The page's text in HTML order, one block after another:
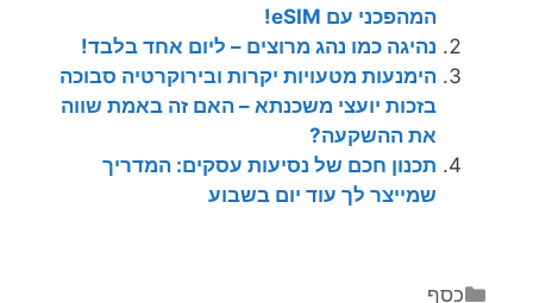
המהפכני עם eSIM!
נהיגה כמו נהג מרוצים – ליום אחד בלבד!
הימנעות מטעויות יקרות ובירוקרטיה סבוכה
בזכות יועצי משכנתא – האם זה באמת שווה
את ההשקעה?
תכנון חכם של נסיעות עסקים: המדריך
שמייצר לך עוד יום בשבוע
קטגוריות
כסף